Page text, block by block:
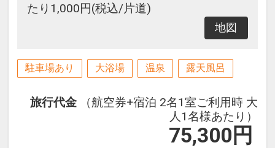
たり1,000円(税込/片道)
地図
駐車場あり 大浴場 温泉 露天風呂
旅行代金
（航空券+宿泊 2名1室ご利用時 大
人1名様あたり）
75,300 円